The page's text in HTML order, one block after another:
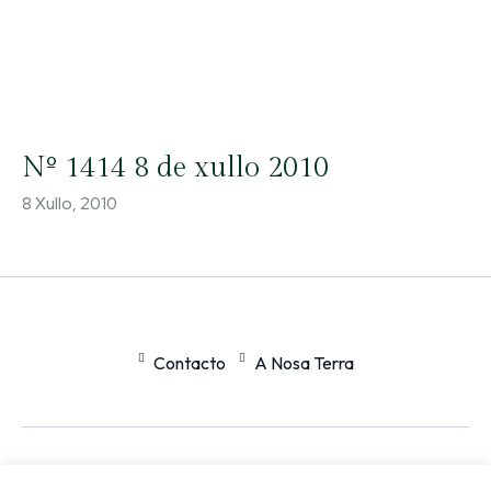
Nº 1414 8 de xullo 2010
8 Xullo, 2010
Contacto A Nosa Terra